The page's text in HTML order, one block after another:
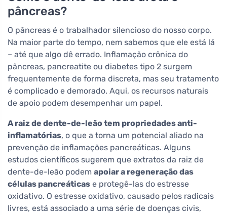
pâncreas?
O pâncreas é o trabalhador silencioso do nosso corpo.
Na maior parte do tempo, nem sabemos que ele está lá
– até que algo dê errado. Inflamação crônica do
pâncreas, pancreatite ou diabetes tipo 2 surgem
frequentemente de forma discreta, mas seu tratamento
é complicado e demorado. Aqui, os recursos naturais
de apoio podem desempenhar um papel.
A raiz de dente-de-leão tem propriedades anti-
inflamatórias, o que a torna um potencial aliado na
prevenção de inflamações pancreáticas. Alguns
estudos científicos sugerem que extratos da raiz de
dente-de-leão podem apoiar a regeneração das
células pancreáticas e protegê-las do estresse
oxidativo. O estresse oxidativo, causado pelos radicais
livres, está associado a uma série de doenças civis,